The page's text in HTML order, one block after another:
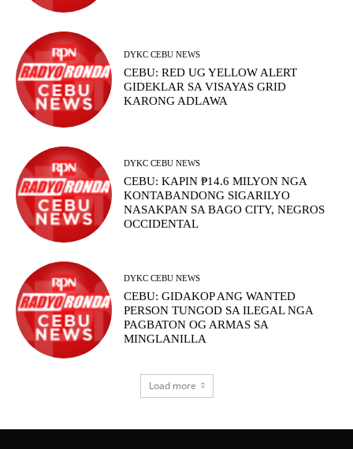
DYKC CEBU NEWS
CEBU: RED UG YELLOW ALERT
GIDEKLAR SA VISAYAS GRID
KARONG ADLAWA
DYKC CEBU NEWS
CEBU: KAPIN ₱14.6 MILYON NGA
KONTABANDONG SIGARILYO
NASAKPAN SA BAGO CITY, NEGROS
OCCIDENTAL
DYKC CEBU NEWS
CEBU: GIDAKOP ANG WANTED
PERSON TUNGOD SA ILEGAL NGA
PAGBATON OG ARMAS SA
MINGLANILLA
Load more